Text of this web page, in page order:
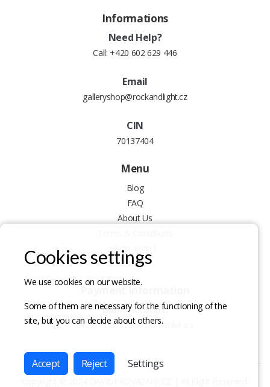
Informations
Need Help?
Call: +420 602 629 446
Email
galleryshop@rockandlight.cz
CIN
70137404
Menu
Blog
FAQ
About Us
Gdpr (gdpr)
Contact
Bank Account:
2402921880/2010 Fio banka a.s.
Cookies settings
We use cookies on our website.
Some of them are necessary for the functioning of the
site, but you can decide about others.
Accept Reject Settings